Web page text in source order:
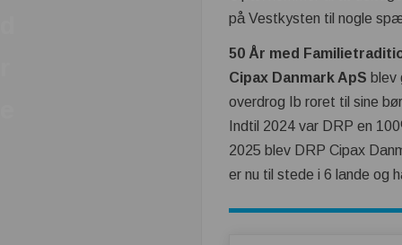
på Vestkysten til nogle
50 År med
Cipax Danmark ApS blev
overdrog Ib roret til sine
Indtil 2024 var DRP en
2025 blev DRP Cipax
er nu til stede i 6 lande og